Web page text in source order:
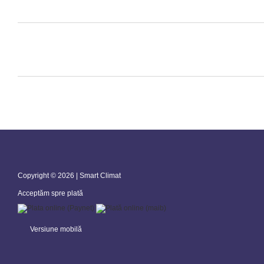
Copyright © 2026 | Smart Climat
Acceptăm spre plată
Versiune mobilă